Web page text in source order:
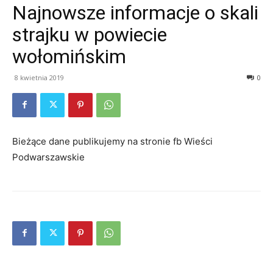
Najnowsze informacje o skali
strajku w powiecie
wołomińskim
8 kwietnia 2019 0
Bieżące dane publikujemy na stronie fb Wieści
Podwarszawskie